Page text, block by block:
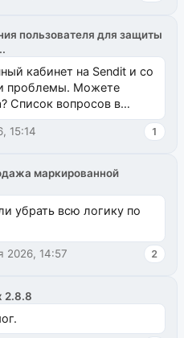
пользователя для защиты
кабинет на Sendit и со
проблемы. Можете
Список вопросов в
пока пуст, и,...
15:14 1
маркированной
убрать всю логику по
2026, 14:57 2
2.8.8